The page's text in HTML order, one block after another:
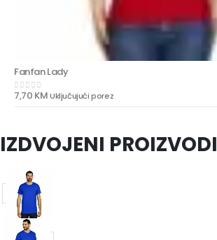
Fanfan Lady
0out of 5
7,70 KMUključujući porez
IZDVOJENI PROIZVODI